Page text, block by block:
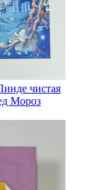
чистая
Мороз